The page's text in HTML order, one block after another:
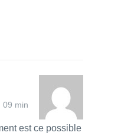
09 min
est ce possible